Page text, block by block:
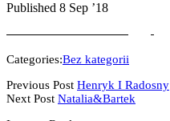
Published 8 Sep ’18
Categories:Bez kategorii
Previous Post Henryk I Radosny
Next Post Natalia&Bartek